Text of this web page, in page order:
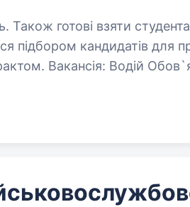
взяти студента. «Рекрутинговий центр
підбором кандидатів для
Вакансія: Водій Обов`язки: повне